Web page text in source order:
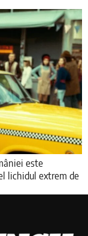
este
lichidul extrem de